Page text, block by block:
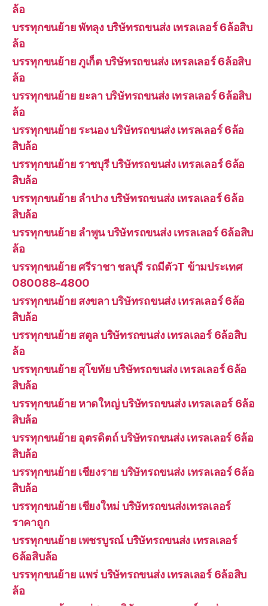
ล้อ
บรรทุกขนย้าย พัทลุง บริษัทรถขนส่ง เทรลเลอร์ 6ล้อสิบ
ล้อ
บรรทุกขนย้าย ภูเก็ต บริษัทรถขนส่ง เทรลเลอร์ 6ล้อสิบ
ล้อ
บรรทุกขนย้าย ยะลา บริษัทรถขนส่ง เทรลเลอร์ 6ล้อสิบ
ล้อ
บรรทุกขนย้าย ระนอง บริษัทรถขนส่ง เทรลเลอร์ 6ล้อ
สิบล้อ
บรรทุกขนย้าย ราชบุรี บริษัทรถขนส่ง เทรลเลอร์ 6ล้อ
สิบล้อ
บรรทุกขนย้าย ลำปาง บริษัทรถขนส่ง เทรลเลอร์ 6ล้อ
สิบล้อ
บรรทุกขนย้าย ลำพูน บริษัทรถขนส่ง เทรลเลอร์ 6ล้อสิบ
ล้อ
บรรทุกขนย้าย ศรีราชา ชลบุรี รถมีตัวT ข้ามประเทศ
080088-4800
บรรทุกขนย้าย สงขลา บริษัทรถขนส่ง เทรลเลอร์ 6ล้อ
สิบล้อ
บรรทุกขนย้าย สตูล บริษัทรถขนส่ง เทรลเลอร์ 6ล้อสิบ
ล้อ
บรรทุกขนย้าย สุโขทัย บริษัทรถขนส่ง เทรลเลอร์ 6ล้อ
สิบล้อ
บรรทุกขนย้าย หาดใหญ่ บริษัทรถขนส่ง เทรลเลอร์ 6ล้อ
สิบล้อ
บรรทุกขนย้าย อุตรดิตถ์ บริษัทรถขนส่ง เทรลเลอร์ 6ล้อ
สิบล้อ
บรรทุกขนย้าย เชียงราย บริษัทรถขนส่ง เทรลเลอร์ 6ล้อ
สิบล้อ
บรรทุกขนย้าย เชียงใหม่ บริษัทรถขนส่งเทรลเลอร์
ราคาถูก
บรรทุกขนย้าย เพชรบูรณ์ บริษัทรถขนส่ง เทรลเลอร์
6ล้อสิบล้อ
บรรทุกขนย้าย แพร่ บริษัทรถขนส่ง เทรลเลอร์ 6ล้อสิบ
ล้อ